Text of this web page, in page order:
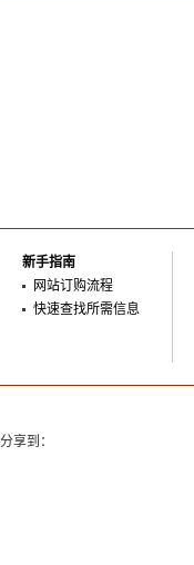
新手指南
网站订购流程
快速查找所需信息
分享到：